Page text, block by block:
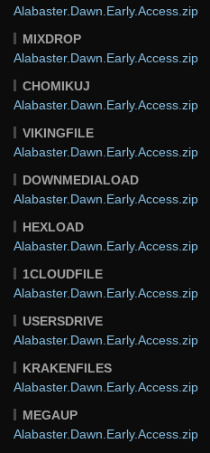
Alabaster.Dawn.Early.Access.zip
MIXDROP
Alabaster.Dawn.Early.Access.zip
CHOMIKUJ
Alabaster.Dawn.Early.Access.zip
VIKINGFILE
Alabaster.Dawn.Early.Access.zip
DOWNMEDIALOAD
Alabaster.Dawn.Early.Access.zip
HEXLOAD
Alabaster.Dawn.Early.Access.zip
1CLOUDFILE
Alabaster.Dawn.Early.Access.zip
USERSDRIVE
Alabaster.Dawn.Early.Access.zip
KRAKENFILES
Alabaster.Dawn.Early.Access.zip
MEGAUP
Alabaster.Dawn.Early.Access.zip